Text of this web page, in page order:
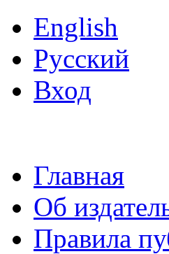
English
Русский
Вход
Главная
Об
Правила